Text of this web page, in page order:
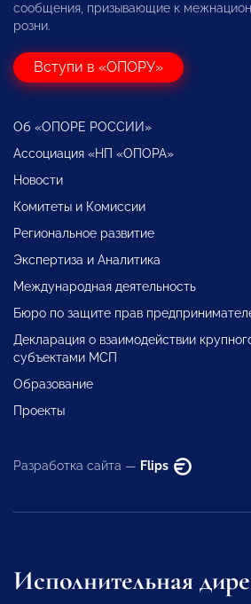
сообщения, призывающие к
розни.
Вступи в «ОПОРУ»
Об «ОПОРЕ РОССИИ»
Ассоциация «НП «ОПОРА»
Новости
Комитеты и Комиссии
Региональное развитие
Экспертиза и Аналитика
Международная деятельность
Бюро по защите прав
Декларация о взаимодействии
субъектами МСП
Образование
Проекты
Разработка сайта — Flips
Исполнительная